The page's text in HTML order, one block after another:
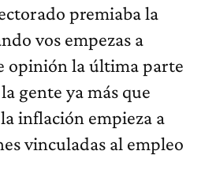
premiaba la
vos empezas a
opinión la última parte
gente ya más que
inflación empieza a
vinculadas al empleo